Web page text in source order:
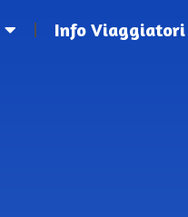
Info Viaggiatori